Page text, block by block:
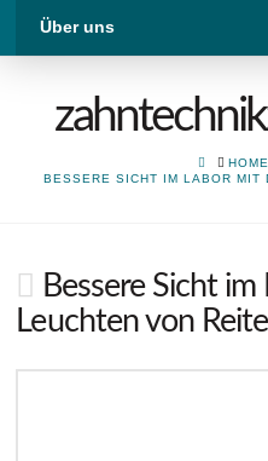
Über uns
HOME
BESSERE SICHT IM LABOR MIT
Bessere Sicht
Leuchten von Reitel